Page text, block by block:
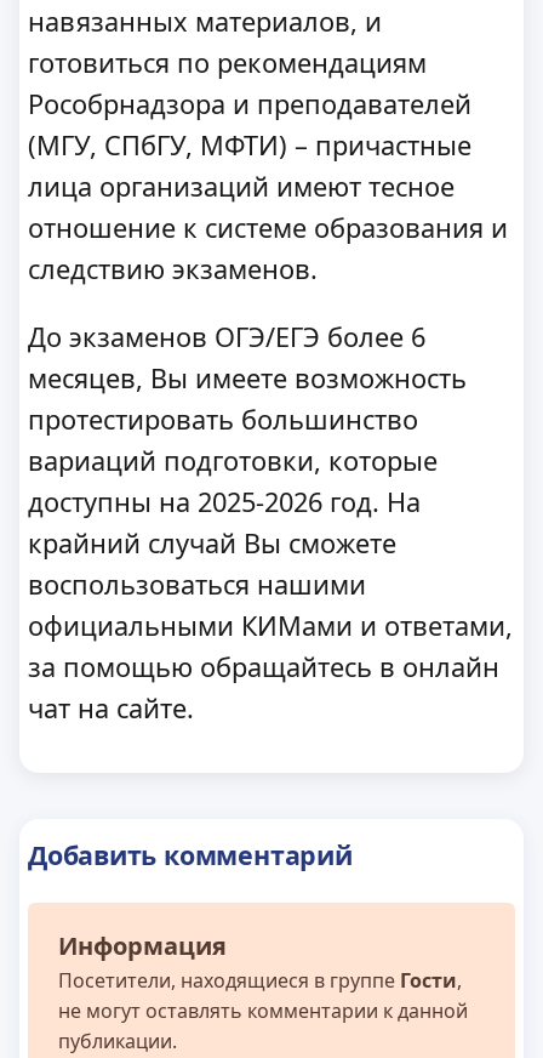
навязанных материалов, и
готовиться по рекомендациям
Рособрнадзора и преподавателей
(МГУ, СПбГУ, МФТИ) – причастные
лица организаций имеют тесное
отношение к системе образования и
следствию экзаменов.
До экзаменов ОГЭ/ЕГЭ более 6
месяцев, Вы имеете возможность
протестировать большинство
вариаций подготовки, которые
доступны на 2025-2026 год. На
крайний случай Вы сможете
воспользоваться нашими
официальными КИМами и ответами,
за помощью обращайтесь в онлайн
чат на сайте.
Добавить комментарий
Информация
Посетители, находящиеся в группе Гости,
не могут оставлять комментарии к данной
публикации.